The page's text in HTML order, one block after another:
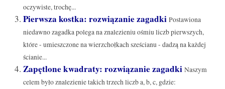
oczywiste, trochę...
Pierwsza kostka: rozwiązanie zagadki Postawiona
niedawno zagadka polega na znalezieniu ośmiu liczb pierwszych,
które - umieszczone na wierzchołkach sześcianu - dadzą na każdej
ścianie...
Zapętlone kwadraty: rozwiązanie zagadki Naszym
celem było znalezienie takich trzech liczb a, b, c, gdzie: